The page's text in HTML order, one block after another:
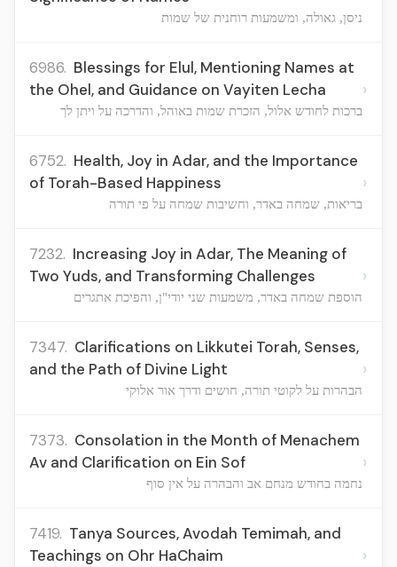
ניסן, גאולה, ומשמעות רוחנית של שמות
6986. Blessings for Elul, Mentioning Names at
the Ohel, and Guidance on Vayiten Lecha
ברכות לחודש אלול, הזכרת שמות באוהל, והדרכה על ויתן לך
›
6752. Health, Joy in Adar, and the Importance
of Torah-Based Happiness
בריאות, שמחה באדר, וחשיבות שמחה על פי תורה
›
7232. Increasing Joy in Adar, The Meaning of
Two Yuds, and Transforming Challenges
הוספת שמחה באדר, משמעות שני יודי"ן, והפיכת אתגרים
›
7347. Clarifications on Likkutei Torah, Senses,
and the Path of Divine Light
הבהרות על לקוטי תורה, חושים ודרך אור אלוקי
›
7373. Consolation in the Month of Menachem
Av and Clarification on Ein Sof
נחמה בחודש מנחם אב והבהרה על אין סוף
›
7419. Tanya Sources, Avodah Temimah, and
Teachings on Ohr HaChaim
›